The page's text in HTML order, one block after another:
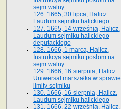
sejm walny
126. 1665, 30 lipca, Halicz.
Laudum sejmiku halickiego
127. 1665, 14 września, Halicz.
Laudum sejmiku halickiego
deputackiego
128. 1666, 1 marca, Halicz.
Instrukcya sejmiku posłom na
sejm walny
129. 1666, 16 sierpnia, Halicz.
Uniwersał marszałka w sprawie
limity sejmiku
130. 1666, 16 sierpnia, Halicz.
Laudum sejmiku halickiego
131. 1666, 22 września, Halicz.